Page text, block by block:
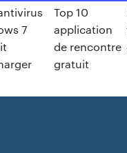
7
Top 10
application
de rencontre
gratuit